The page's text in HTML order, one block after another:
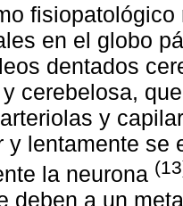
en el globo
dentados
cerebelosa,
y
y lentamente se
la neurona
deben a un